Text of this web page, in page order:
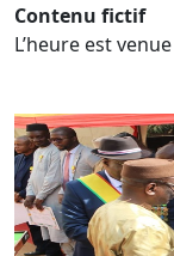
Contenu fictif
L’heure est